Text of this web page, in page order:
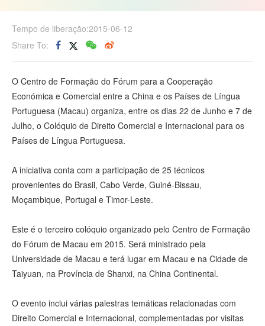
Tempo de liberação:2015-06-12
Share To:
O Centro de Formação do Fórum para a Cooperação
Económica e Comercial entre a China e os Países de Língua
Portuguesa (Macau) organiza, entre os dias 22 de Junho e 7 de
Julho, o Colóquio de Direito Comercial e Internacional para os
Países de Língua Portuguesa.
A iniciativa conta com a participação de 25 técnicos
provenientes do Brasil, Cabo Verde, Guiné-Bissau,
Moçambique, Portugal e Timor-Leste.
Este é o terceiro colóquio organizado pelo Centro de Formação
do Fórum de Macau em 2015. Será ministrado pela
Universidade de Macau e terá lugar em Macau e na Cidade de
Taiyuan, na Província de Shanxi, na China Continental.
O evento inclui várias palestras temáticas relacionadas com
Direito Comercial e Internacional, complementadas por visitas